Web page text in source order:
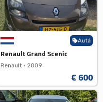
Autá
Renault Grand Scenic
Renault • 2009
€ 600